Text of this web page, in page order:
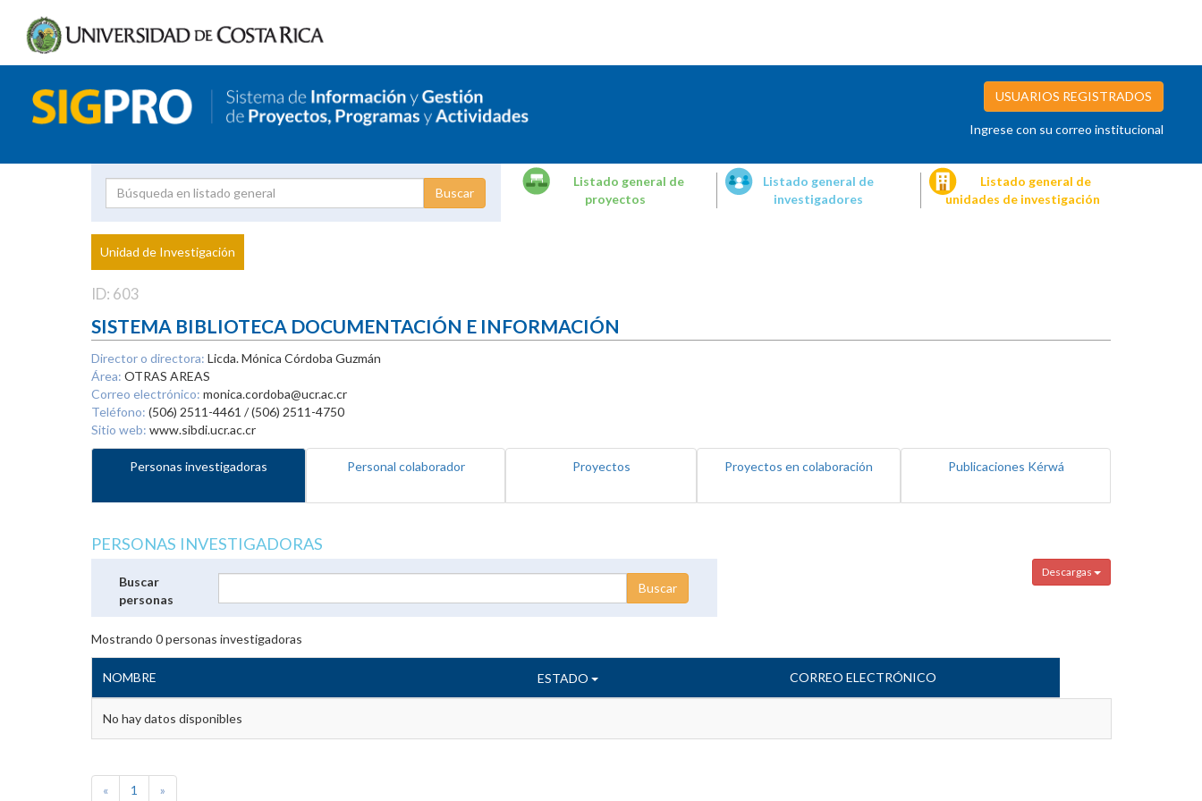
USUARIOS REGISTRADOS
Ingrese con su correo institucional
Proyecto
Investigador
Listado general de
proyectos
Listado general de
investigadores
Listado general de
unidades de investigación
Unidad de Investigación
ID: 603
SISTEMA BIBLIOTECA DOCUMENTACIÓN E INFORMACIÓN
Director o directora: Licda. Mónica Córdoba Guzmán
Área: OTRAS AREAS
Correo electrónico: monica.cordoba@ucr.ac.cr
Teléfono: (506) 2511-4461 / (506) 2511-4750
Sitio web: www.sibdi.ucr.ac.cr
Personas investigadoras Personal colaborador Proyectos Proyectos en colaboración Publicaciones Kérwá
PERSONAS INVESTIGADORAS
Descargas
Buscar
personas
Mostrando 0personas investigadoras
NOMBRE ESTADO CORREO ELECTRÓNICO
No hay datos disponibles
« 1 »